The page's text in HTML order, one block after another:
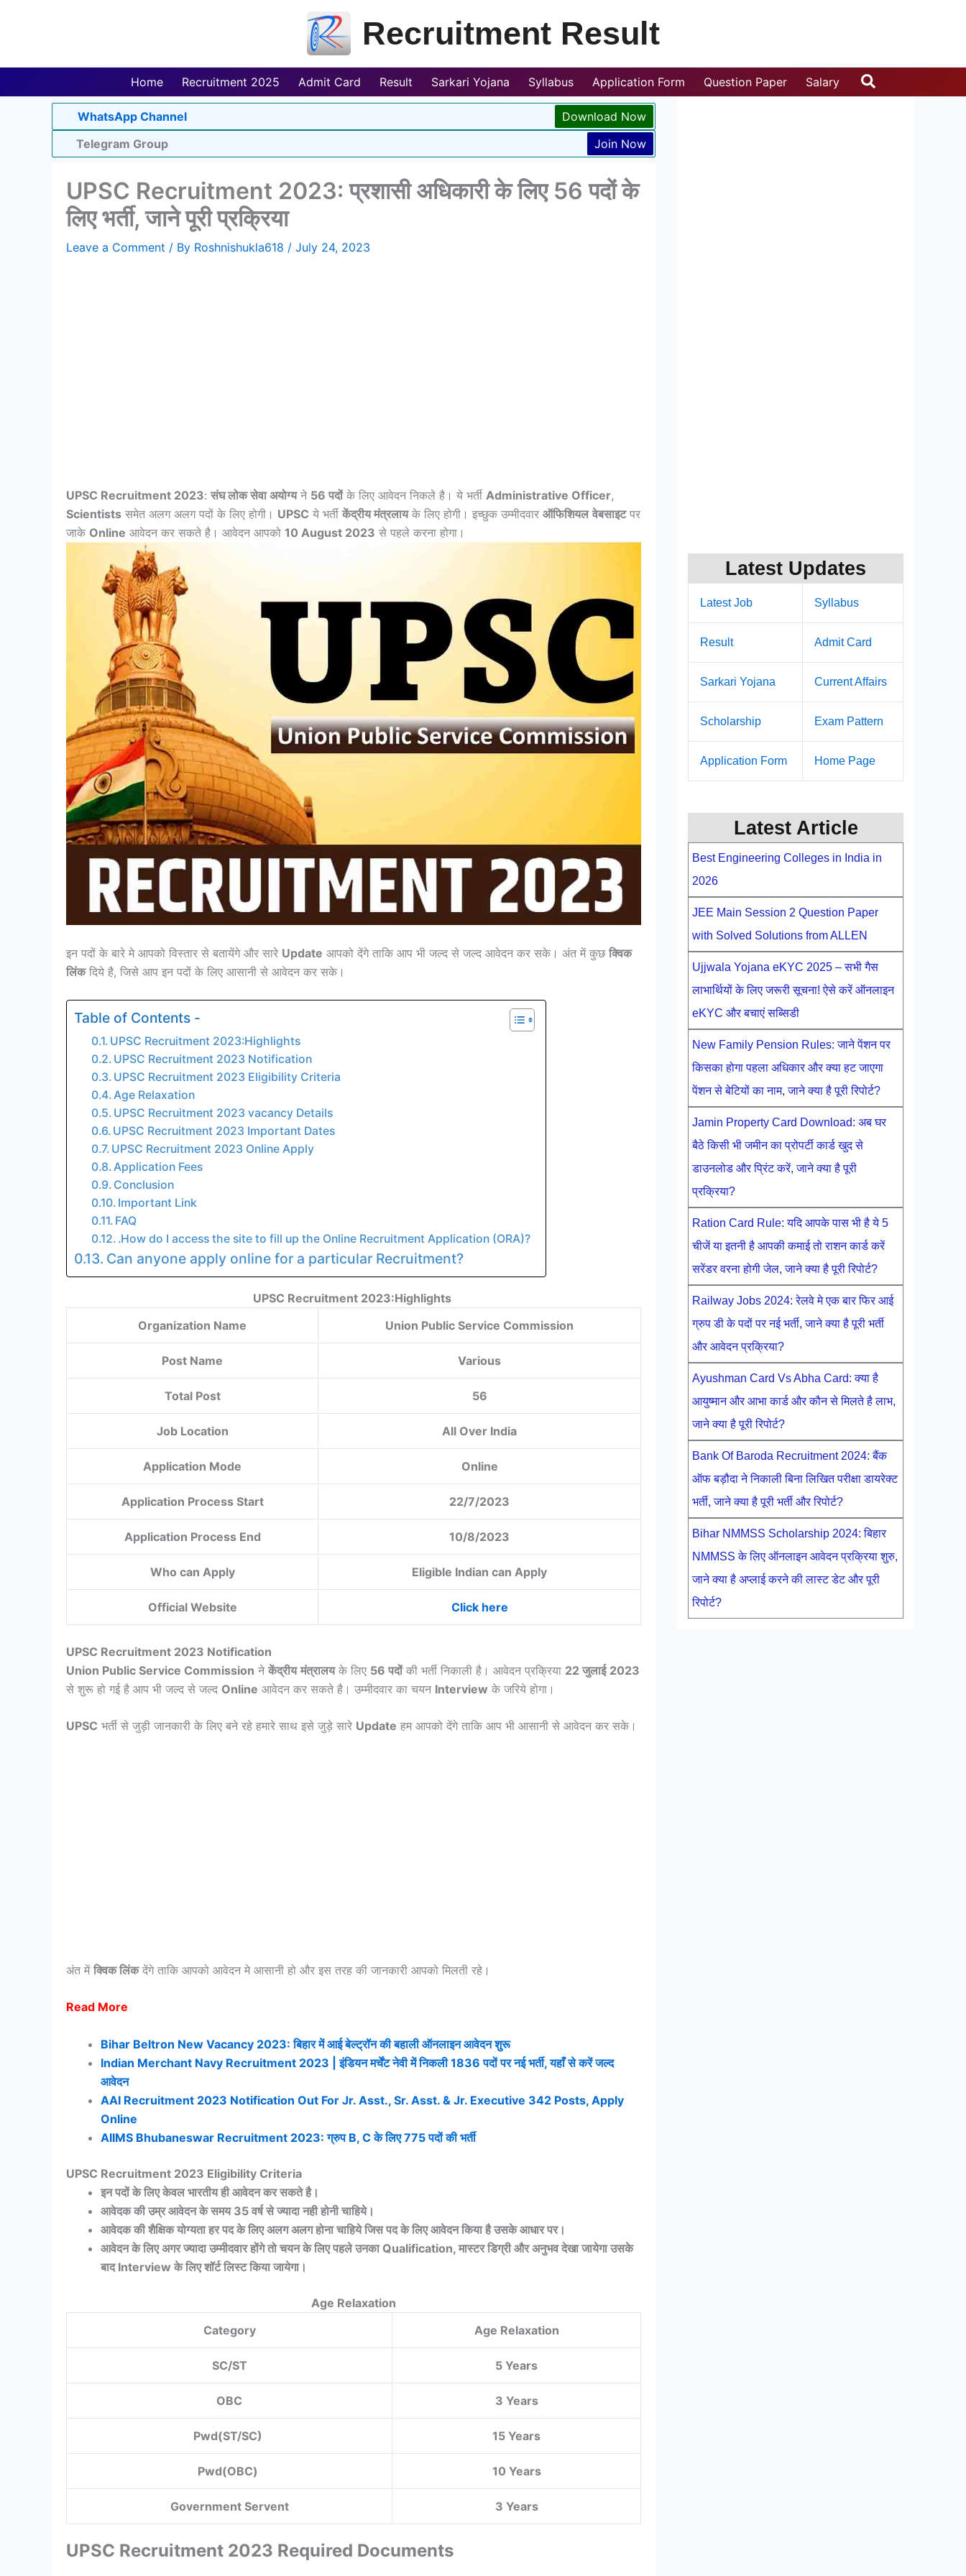
Recruitment Result
Home Recruitment 2025 Admit Card Result Sarkari Yojana Syllabus Application Form Question Paper Salary Search
WhatsApp Channel
Download Now
Telegram Group
Join Now
UPSC Recruitment 2023: प्रशासी अधिकारी के लिए 56 पदों के
लिए भर्ती, जाने पूरी प्रक्रिया
Leave a Comment / By Roshnishukla618 / July 24, 2023
UPSC Recruitment 2023: संघ लोक सेवा अयोग्यने 56 पदोंके लिए आवेदन निकले है। ये भर्ती Administrative Officer,
Scientists समेत अलग अलग पदों के लिए होगी। UPSC ये भर्ती केंद्रीय मंत्रलायके लिए होगी। इच्छुक उम्मीदवार ऑफिशियल वेबसाइटपर
जाके Online आवेदन कर सकते है। आवेदन आपको 10 August 2023 से पहले करना होगा।
इन पदों के बारे मे आपको विस्तार से बतायेंगे और सारे Update आपको देंगे ताकि आप भी जल्द से जल्द आवेदन कर सके। अंत में कुछ क्विक
लिंकदिये है, जिसे आप इन पदों के लिए आसानी से आवेदन कर सके।
Table of Contents -
UPSC Recruitment 2023:Highlights
UPSC Recruitment 2023 Notification
UPSC Recruitment 2023 Eligibility Criteria
Age Relaxation
UPSC Recruitment 2023 vacancy Details
UPSC Recruitment 2023 Important Dates
UPSC Recruitment 2023 Online Apply
Application Fees
Conclusion
Important Link
FAQ
.How do I access the site to fill up the Online Recruitment Application (ORA)?
Can anyone apply online for a particular Recruitment?
UPSC Recruitment 2023:Highlights
Organization Name
Union Public Service Commission
Post Name Various
Total Post 56
Job Location All Over India
Application Mode Online
Application Process Start 22/7/2023
Application Process End 10/8/2023
Who can Apply Eligible Indian can Apply
Official Website Click here
UPSC Recruitment 2023 Notification
Union Public Service Commission ने केंद्रीय मंत्रालयके लिए 56 पदोंकी भर्ती निकाली है। आवेदन प्रक्रिया 22 जुलाई 2023
से शुरू हो गई है आप भी जल्द से जल्द Online आवेदन कर सकते है। उम्मीदवार का चयन Interview के जरिये होगा।
UPSC भर्ती से जुड़ी जानकारी के लिए बने रहे हमारे साथ इसे जुड़े सारे Update हम आपको देंगे ताकि आप भी आसानी से आवेदन कर सके।
अंत में क्विक लिंकदेंगे ताकि आपको आवेदन मे आसानी हो और इस तरह की जानकारी आपको मिलती रहे।
Read More
Bihar Beltron New Vacancy 2023: बिहार में आई बेल्ट्रॉन की बहाली ऑनलाइन आवेदन शुरू
Indian Merchant Navy Recruitment 2023 | इंडियन मर्चेंट नेवी में निकली 1836 पदों पर नई भर्ती, यहाँ से करें जल्द
आवेदन
AAI Recruitment 2023 Notification Out For Jr. Asst., Sr. Asst. & Jr. Executive 342 Posts, Apply
Online
AIIMS Bhubaneswar Recruitment 2023: ग्रुप B, C के लिए 775 पदों की भर्ती
UPSC Recruitment 2023 Eligibility Criteria
इन पदों के लिए केवल भारतीय ही आवेदन कर सकते है।
आवेदक की उम्र आवेदन के समय 35 वर्ष से ज्यादा नही होनी चाहिये।
आवेदक की शैक्षिक योग्यता हर पद के लिए अलग अलग होना चाहिये जिस पद के लिए आवेदन किया है उसके आधार पर।
आवेदन के लिए अगर ज्यादा उम्मीदवार होंगे तो चयन के लिए पहले उनका Qualification, मास्टर डिग्री और अनुभव देखा जायेगा उसके
बाद Interview के लिए शॉर्ट लिस्ट किया जायेगा।
Age Relaxation
Category
Age Relaxation
SC/ST 5 Years
OBC 3 Years
Pwd(ST/SC) 15 Years
Pwd(OBC) 10 Years
Government Servent 3 Years
UPSC Recruitment 2023 Required Documents
Latest Updates
Latest Job Syllabus
Result Admit Card
Sarkari Yojana Current Affairs
Scholarship Exam Pattern
Application Form Home Page
Latest Article
Best Engineering Colleges in India in
2026
JEE Main Session 2 Question Paper
with Solved Solutions from ALLEN
Ujjwala Yojana eKYC 2025 – सभी गैस
लाभार्थियों के लिए जरूरी सूचना! ऐसे करें ऑनलाइन
eKYC और बचाएं सब्सिडी
New Family Pension Rules: जाने पेंशन पर
किसका होगा पहला अधिकार और क्या हट जाएगा
पेंशन से बेटियों का नाम, जाने क्या है पूरी रिपोर्ट?
Jamin Property Card Download: अब घर
बैठे किसी भी जमीन का प्रोपर्टी कार्ड खुद से
डाउनलोड और प्रिंट करें, जाने क्या है पूरी
प्रक्रिया?
Ration Card Rule: यदि आपके पास भी है ये 5
चीजें या इतनी है आपकी कमाई तो राशन कार्ड करें
सरेंडर वरना होगी जेल, जाने क्या है पूरी रिपोर्ट?
Railway Jobs 2024: रेलवे मे एक बार फिर आई
ग्रुप डी के पदों पर नई भर्ती, जाने क्या है पूरी भर्ती
और आवेदन प्रक्रिया?
Ayushman Card Vs Abha Card: क्या है
आयुष्मान और आभा कार्ड और कौन से मिलते है लाभ,
जाने क्या है पूरी रिपोर्ट?
Bank Of Baroda Recruitment 2024: बैंक
ऑफ बड़ौदा ने निकाली बिना लिखित परीक्षा डायरेक्ट
भर्ती, जाने क्या है पूरी भर्ती और रिपोर्ट?
Bihar NMMSS Scholarship 2024: बिहार
NMMSS के लिए ऑनलाइन आवेदन प्रक्रिया शुरु,
जाने क्या है अप्लाई करने की लास्ट डेट और पूरी
रिपोर्ट?